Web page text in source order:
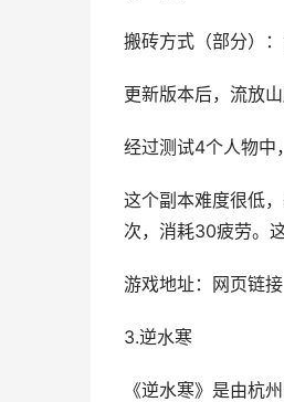
搬砖方式（部分）
更新版本后，流放
经过测试4个人物中
这个副本难度很低
次，消耗30疲劳。
游戏地址：网页链接
3.逆水寒
《逆水寒》是由杭